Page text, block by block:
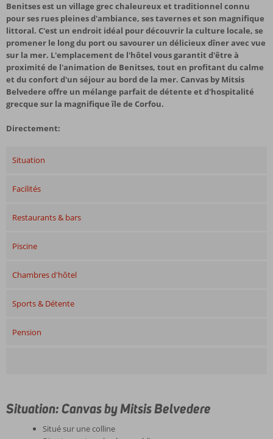
Benitses est un village grec chaleureux et traditionnel connu
pour ses rues pleines d'ambiance, ses tavernes et son magnifique
littoral. C'est un endroit idéal pour découvrir la culture locale, se
promener le long du port ou savourer un délicieux dîner avec vue
sur la mer. L'emplacement de l'hôtel vous garantit d'être à
proximité de l'animation de Benitses, tout en profitant du calme
et du confort d'un séjour au bord de la mer. Canvas by Mitsis
Belvedere offre un mélange parfait de détente et d'hospitalité
grecque sur la magnifique île de Corfou.
Directement:
Situation
Facilités
Restaurants & bars
Piscine
Chambres d'hôtel
Sports & Détente
Pension
Situation: Canvas by Mitsis Belvedere
Situé sur une colline